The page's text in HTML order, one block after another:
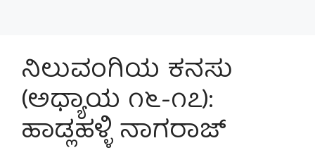
ನಿಲುವಂಗಿಯ ಕನಸು
(ಅಧ್ಯಾಯ ೧೬-೧೭):
ಹಾಡ್ಲಹಳ್ಳಿ ನಾಗರಾಜ್